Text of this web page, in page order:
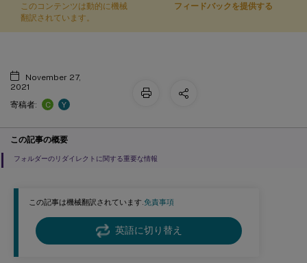
この記事は機械翻訳されています.免責事項
英語に切り替え
このコンテンツは動的に機械
翻訳されています。
フィードバックを提供する
November 27,
2021
寄稿者:
C Y
この記事の概要
フォルダーのリダイレクトに関する重要な情報